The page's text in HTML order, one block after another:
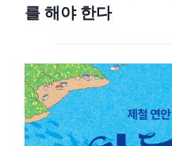
를 해야 한다